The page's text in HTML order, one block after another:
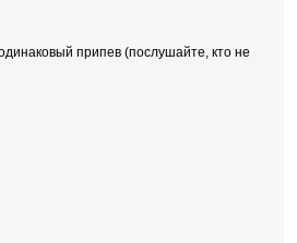
припев (послушайте, кто не